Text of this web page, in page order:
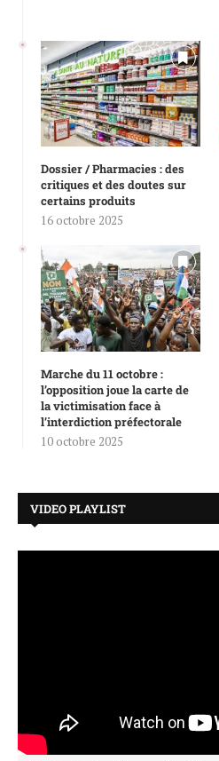
Dossier / Pharmacies : des
critiques et des doutes sur
certains produits
16 octobre 2025
Marche du 11 octobre :
l’opposition joue la carte de
la victimisation face à
l’interdiction préfectorale
10 octobre 2025
VIDEO PLAYLIST